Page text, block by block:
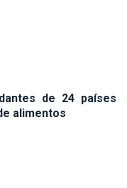
de 24 países
alimentos